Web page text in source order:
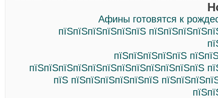
Афины готовятся к
пїЅпїЅпїЅпїЅпїЅпїЅ
пїЅпїЅпїЅпїЅпїЅ
пїЅпїЅпїЅпїЅпїЅпїЅпїЅпїЅпїЅпїЅпїЅпїЅ
пїЅ пїЅпїЅпїЅпїЅпїЅпїЅ